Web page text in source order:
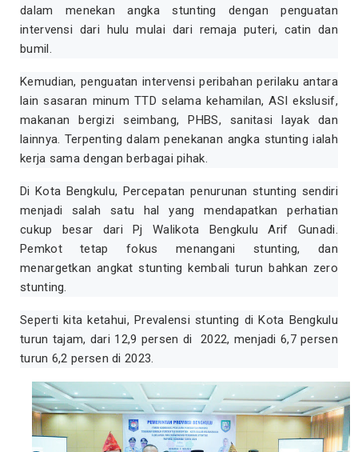
dalam menekan angka stunting dengan penguatan
intervensi dari hulu mulai dari remaja puteri, catin dan
bumil.
Kemudian, penguatan intervensi peribahan perilaku antara
lain sasaran minum TTD selama kehamilan, ASI ekslusif,
makanan bergizi seimbang, PHBS, sanitasi layak dan
lainnya. Terpenting dalam penekanan angka stunting ialah
kerja sama dengan berbagai pihak.
Di Kota Bengkulu, Percepatan penurunan stunting sendiri
menjadi salah satu hal yang mendapatkan perhatian
cukup besar dari Pj Walikota Bengkulu Arif Gunadi.
Pemkot tetap fokus menangani stunting, dan
menargetkan angkat stunting kembali turun bahkan zero
stunting.
Seperti kita ketahui, Prevalensi stunting di Kota Bengkulu
turun tajam, dari 12,9 persen di 2022, menjadi 6,7 persen
turun 6,2 persen di 2023.